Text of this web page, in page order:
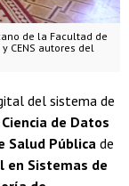
de la Facultad de
CENS autores del
del sistema de
de Datos
Salud Públicade
en Sistemas de